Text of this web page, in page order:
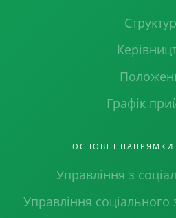
Графік
ОСНОВНІ НАПРЯМКИ
Управління з
Управління соціального